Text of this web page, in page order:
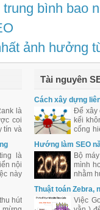
bình bao
ảnh hưởng
là
coi
tín và
là
nội
này
việc
léo
hút
Tài nguyên
Cách xây dựng
Để xây
kếi
cống
web
Hướng làm SEO
Bộ
mình
nhằm
Thuật toán Zebra,
Việc